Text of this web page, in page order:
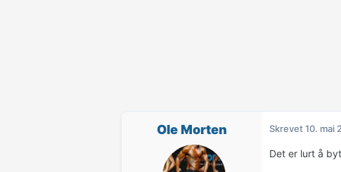
Ole Morten Skrevet10. mai
Det er lurt å